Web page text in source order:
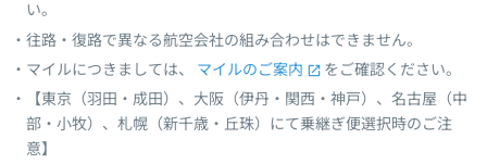
い。
往路・復路で異なる航空会社の組み合わせはできません。
マイルにつきましては、
マイルのご案内
をご確認ください。
【東京（羽田・成田）、大阪（伊丹・関西・神戸）、名古屋（中
部・小牧）、札幌（新千歳・丘珠）にて乗継ぎ便選択時のご注
意】